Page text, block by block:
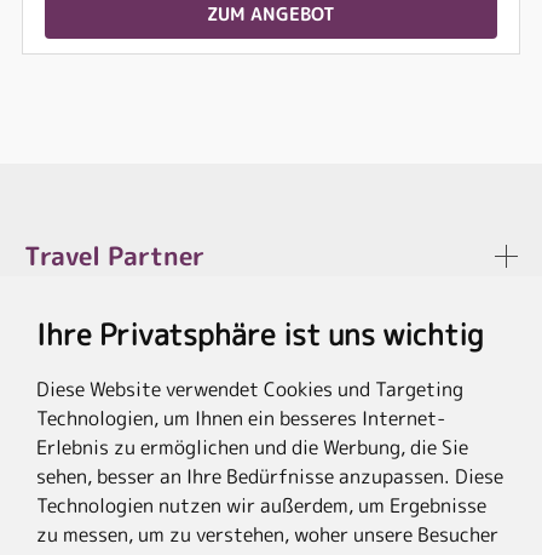
Ihre Privatsphäre ist uns wichtig
Diese Website verwendet Cookies und Targeting
Technologien, um Ihnen ein besseres Internet-
Erlebnis zu ermöglichen und die Werbung, die Sie
sehen, besser an Ihre Bedürfnisse anzupassen. Diese
Technologien nutzen wir außerdem, um Ergebnisse
zu messen, um zu verstehen, woher unsere Besucher
ZUM ANGEBOT
Travel Partner
Rechtliches
* Die Ersparnis bezieht sich auf die aktuellen Listenpreise der Hotels, bei
Paketangeboten auf die Summe der Preise der Einzelleistungen.
**Streichpreise beziehen sich auf die ursprünglichen Preise des Reiseveranstalters.